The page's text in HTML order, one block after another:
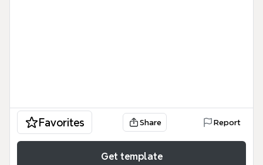
Favorites Share Report
Get template